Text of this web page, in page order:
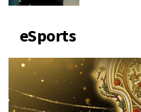
eSports